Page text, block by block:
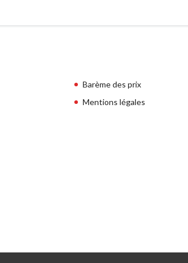
Barème des prix
Mentions légales